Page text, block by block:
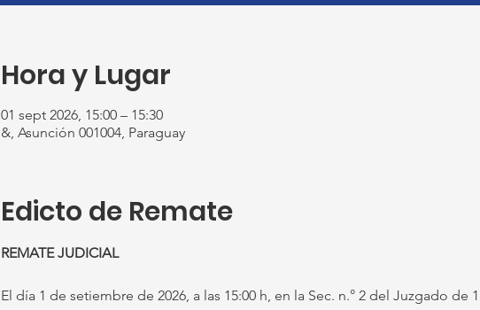
Hora y Lugar
01 sept 2026, 15:00 – 15:30
&, Asunción 001004, Paraguay
Edicto de Remate
REMATE JUDICIAL
El día 1 de setiembre de 2026, a las 15:00 h, en la Sec. n.° 2 del Juzgado de